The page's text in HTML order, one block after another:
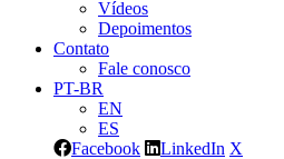
Vídeos
Depoimentos
Contato
Fale conosco
PT-BR
EN
ES
Facebook
LinkedIn X